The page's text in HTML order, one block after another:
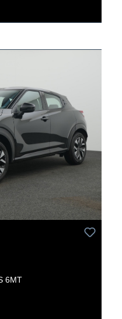
6MT